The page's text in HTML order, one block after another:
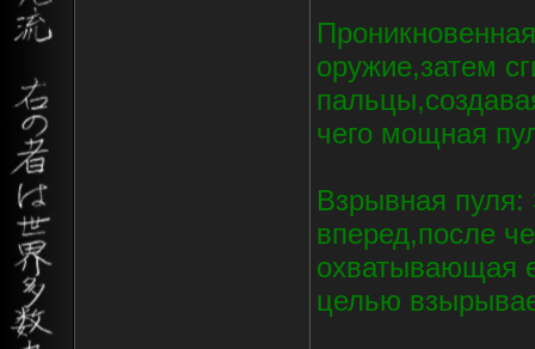
оружие,затем
чего мощная
Взрывная пуля:
вперед,после
охватывающая
целью